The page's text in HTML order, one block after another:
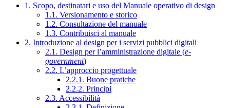
1. Scopo, destinatari e uso del Manuale operativo di design
1.1. Versionamento e storico
1.2. Consultazione del manuale
1.3. Contribuisci al manuale
2. Introduzione al design per i servizi pubblici digitali
2.1. Design per l’amministrazione digitale (e-
government)
2.2. L’approccio progettuale
2.2.1. Buone pratiche
2.2.2. Principi
2.3. Accessibilità